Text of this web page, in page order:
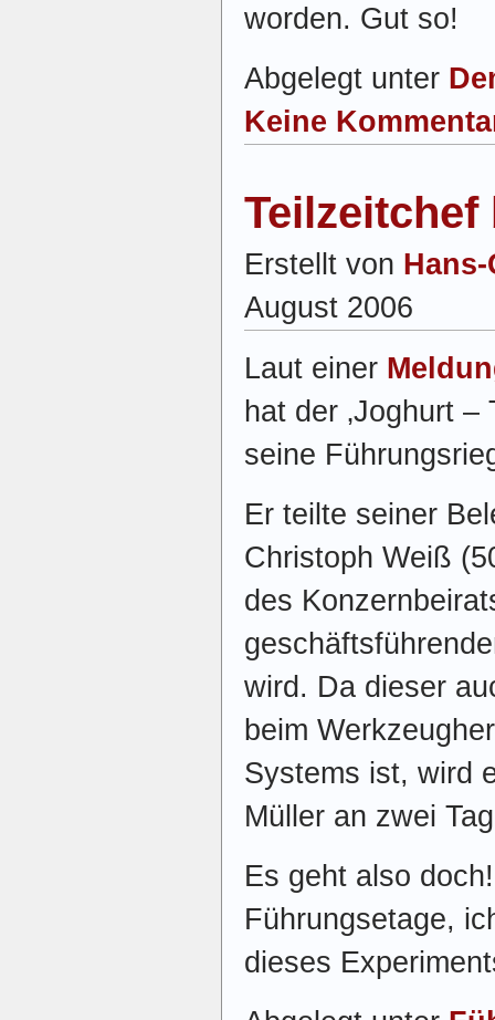
worden. Gut so!
Abgelegt unter
Keine
Erstellt von
August 2006
Laut einer
hat der ‚Joghurt
seine
Er teilte seiner
Christoph Weiß
des
wird. Da dieser
beim
Systems ist, wird
Müller an zwei
Es geht also
Führungsetage,
dieses